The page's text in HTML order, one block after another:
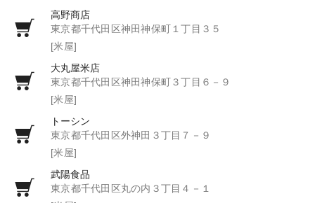
高野商店
東京都千代田区神田神保町１丁目３５
[米屋]
大丸屋米店
東京都千代田区神田神保町３丁目６－９
[米屋]
トーシン
東京都千代田区外神田３丁目７－９
[米屋]
武陽食品
東京都千代田区丸の内３丁目４－１